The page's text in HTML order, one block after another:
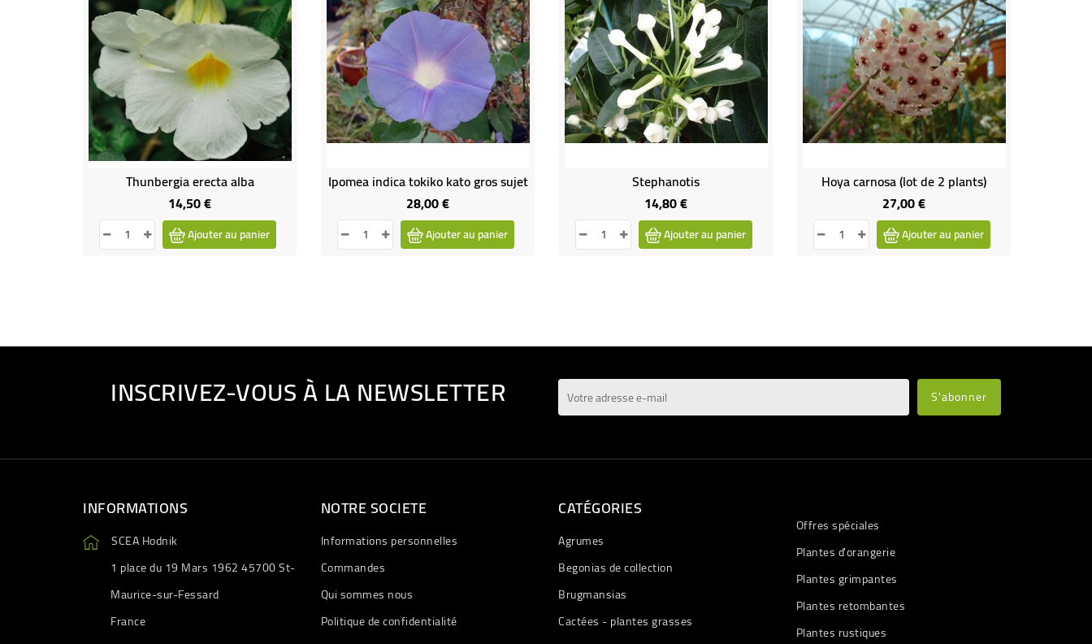
Thunbergia erecta alba
14,50 €Prix
Ajouter au panier
Ipomea indica tokiko kato gros sujet
28,00 €Prix
Ajouter au panier
Stephanotis
14,80 €Prix
Ajouter au panier
Hoya carnosa (lot de 2 plants)
27,00 €Prix
Ajouter au panier
INSCRIVEZ-VOUS À LA NEWSLETTER
INFORMATIONS
SCEA Hodnik
1 place du 19 Mars 1962 45700 St-
Maurice-sur-Fessard
France
NOTRE SOCIETE
Informations personnelles
Commandes
Qui sommes nous
Politique de confidentialité
CATÉGORIES
Agrumes
Begonias de collection
Brugmansias
Cactées - plantes grasses
Offres spéciales
Plantes d'orangerie
Plantes grimpantes
Plantes retombantes
Plantes rustiques